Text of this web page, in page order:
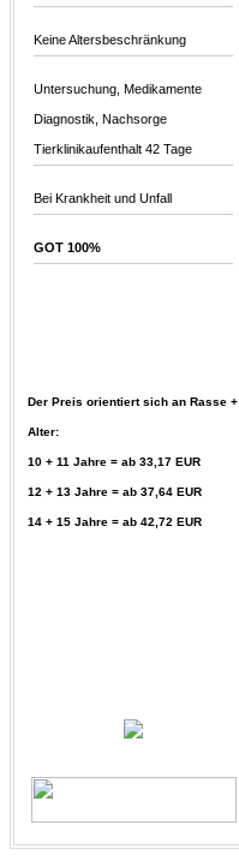
Keine Altersbeschränkung
Untersuchung, Medikamente
Diagnostik, Nachsorge
Tierklinikaufenthalt 42 Tage
Bei Krankheit und Unfall
GOT 100%
Der Preis orientiert sich an Rasse +
Alter:
10 + 11 Jahre = ab 33,17 EUR
12 + 13 Jahre = ab 37,64 EUR
14 + 15 Jahre = ab 42,72 EUR